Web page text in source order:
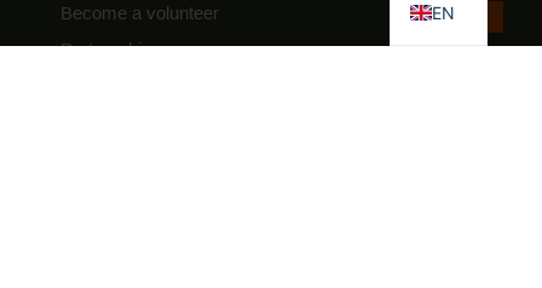
Become a volunteer
Partnerships
EN